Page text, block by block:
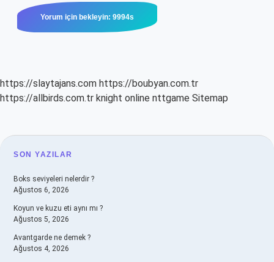
https://slaytajans.com https://boubyan.com.tr
https://allbirds.com.tr knight online nttgame Sitemap
SIDEBAR
SON YAZILAR
Boks seviyeleri nelerdir ?
Ağustos 6, 2026
Koyun ve kuzu eti aynı mı ?
Ağustos 5, 2026
Avantgarde ne demek ?
Ağustos 4, 2026